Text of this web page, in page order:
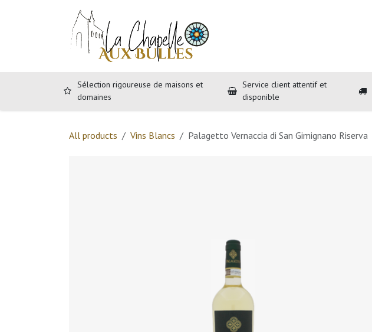
Sélection rigoureuse de maisons et
domaines
Service client attentif et
disponible
All products Vins Blancs Palagetto Vernaccia di San Gimignano Riserva